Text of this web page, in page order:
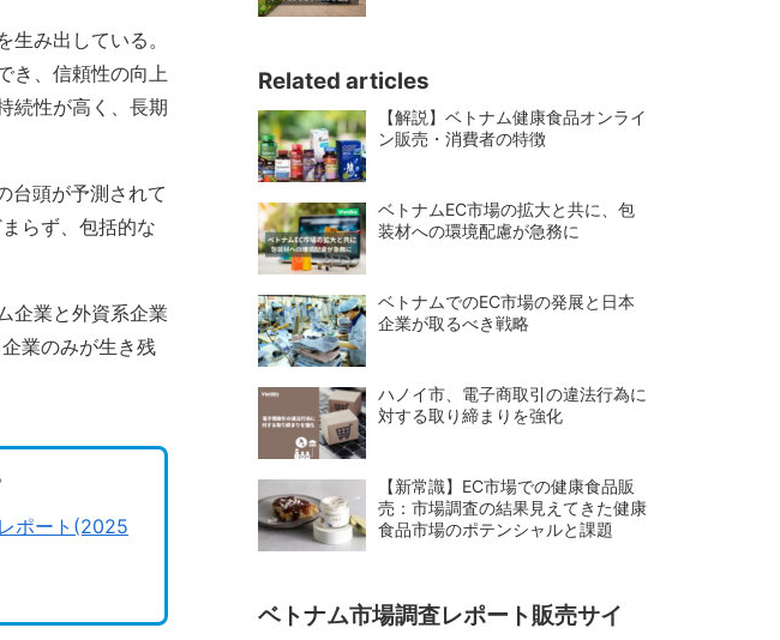
み出している。
き、信頼性の向上
続性が高く、長期
台頭が予測されて
らず、包括的な
企業と外資系企業
業のみが生き残
ポート(2025
Related articles
【解説】ベトナム健康食品オンライ
ン販売・消費者の特徴
ベトナムEC市場の拡大と共に、包
装材への環境配慮が急務に
ベトナムでのEC市場の発展と日本
企業が取るべき戦略
ハノイ市、電子商取引の違法行為に
対する取り締まりを強化
【新常識】EC市場での健康食品販
売：市場調査の結果見えてきた健康
食品市場のポテンシャルと課題
ベトナム市場調査レポート販売サイ